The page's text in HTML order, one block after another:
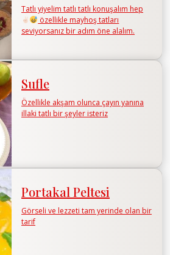
Tatlı yiyelim tatlı tatlı konuşalım hep
özellikle mayhoş tatları
seviyorsanız bir adım öne alalım.
Sufle
Özellikle akşam olunca çayın yanına
illaki tatlı bir şeyler isteriz
Portakal Peltesi
Görseli ve lezzeti tam yerinde olan bir
tarif